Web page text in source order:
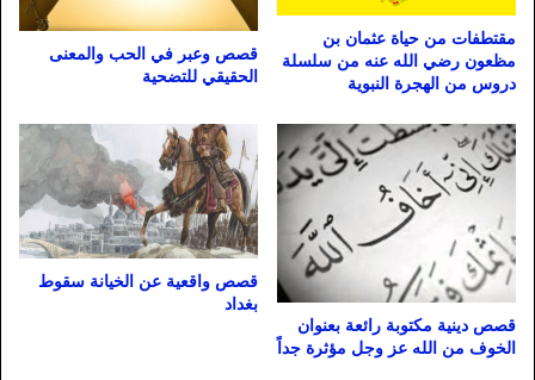
مقتطفات من حياة عثمان بن
مظعون رضي الله عنه من سلسلة
دروس من الهجرة النبوية
قصص وعبر في الحب والمعنى
الحقيقي للتضحية
قصص دينية مكتوبة رائعة بعنوان
الخوف من الله عز وجل مؤثرة جداً
قصص واقعية عن الخيانة سقوط
بغداد